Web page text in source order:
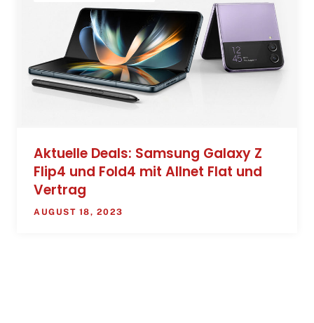
Aktuelle Deals: Samsung Galaxy Z
Flip4 und Fold4 mit Allnet Flat und
Vertrag
AUGUST 18, 2023